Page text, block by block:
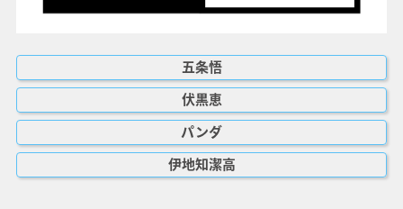
五条悟
伏黒恵
パンダ
伊地知潔高